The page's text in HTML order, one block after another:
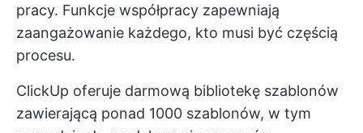
pracy. Funkcje współpracy zapewniają
zaangażowanie każdego, kto musi być częścią
procesu.
ClickUp oferuje darmową bibliotekę szablonów
zawierającą ponad 1000 szablonów, w tym